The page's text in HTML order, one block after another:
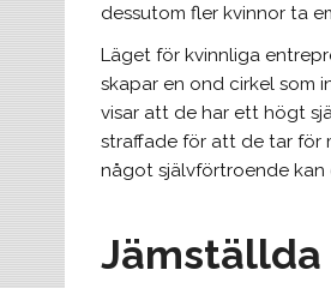
dessutom fler kvinnor ta
Läget för kvinnliga
skapar en ond cirkel som
visar att de har ett högt
straffade för att de tar för
något självförtroende kan
Jämställda